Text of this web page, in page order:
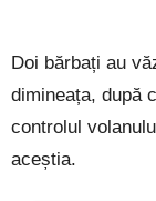
Doi bărbați au
dimineața, după
controlul
aceștia.